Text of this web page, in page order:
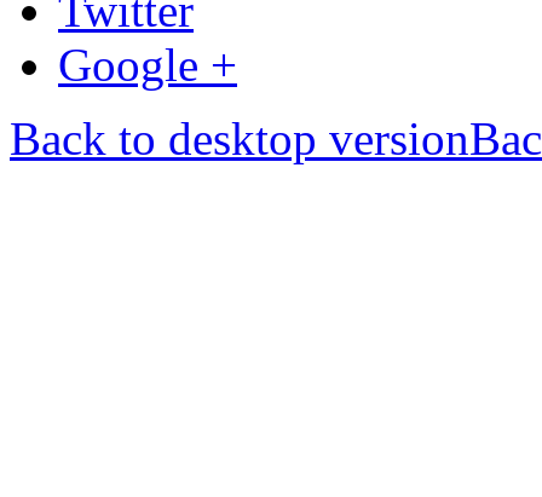
Twitter
Google +
Back to desktop version